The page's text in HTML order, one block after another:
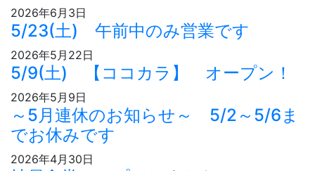
2026年6月3日
5/23(土) 午前中のみ営業です
2026年5月22日
5/9(土) 【ココカラ】 オープン！
2026年5月9日
～5月連休のお知らせ～ 5/2～5/6ま
でお休みです
2026年4月30日